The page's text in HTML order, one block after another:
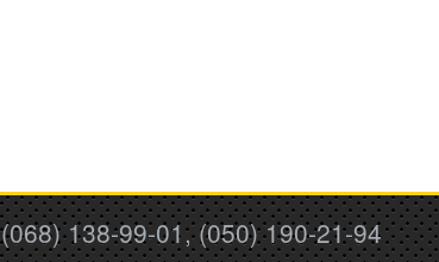
(068) 138-99-01, (050) 190-21-94